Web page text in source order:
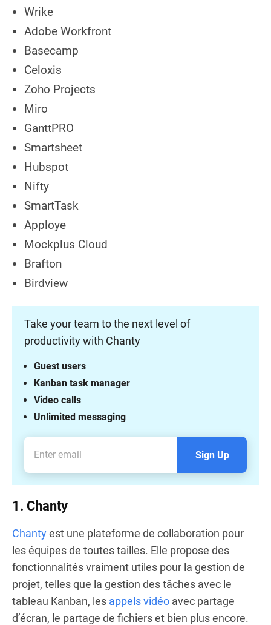
Wrike
Adobe Workfront
Basecamp
Celoxis
Zoho Projects
Miro
GanttPRO
Smartsheet
Hubspot
Nifty
SmartTask
Apploye
Mockplus Cloud
Brafton
Birdview
Take your team to the next level of
productivity with Chanty
Unlimited messaging
Video calls
Kanban task manager
Guest users
Sign Up
1. Chanty
Chantyest une plateforme de collaboration pour
les équipes de toutes tailles. Elle propose des
fonctionnalités vraiment utiles pour la gestion de
projet, telles que la gestion des tâches avec le
tableau Kanban, les appels vidéo avec partage
d’écran, le partage de fichiers et bien plus encore.